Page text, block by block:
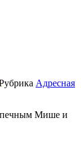
Адресная
Мише и